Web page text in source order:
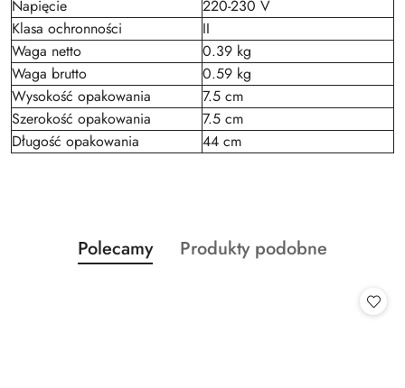
Napięcie
220-230 V
Klasa ochronności
II
Waga netto
0.39 kg
Waga brutto
0.59 kg
Wysokość opakowania
7.5 cm
Szerokość opakowania
7.5 cm
Długość opakowania
44 cm
Pomiń karuzelę produktów
Produkty
o
Polecamy
Produkty
Produkty podobne